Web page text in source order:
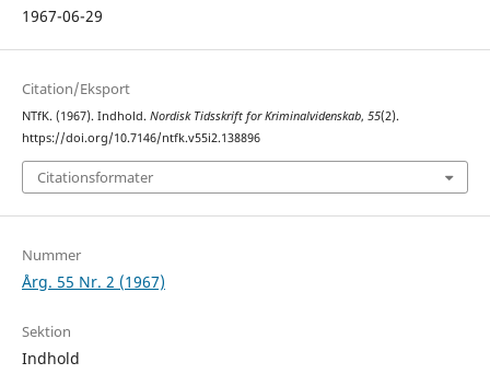
1967-06-29
Citation/Eksport
NTfK. (1967). Indhold. Nordisk Tidsskrift for Kriminalvidenskab, 55(2).
https://doi.org/10.7146/ntfk.v55i2.138896
Citationsformater
Nummer
Årg. 55 Nr. 2 (1967)
Sektion
Indhold